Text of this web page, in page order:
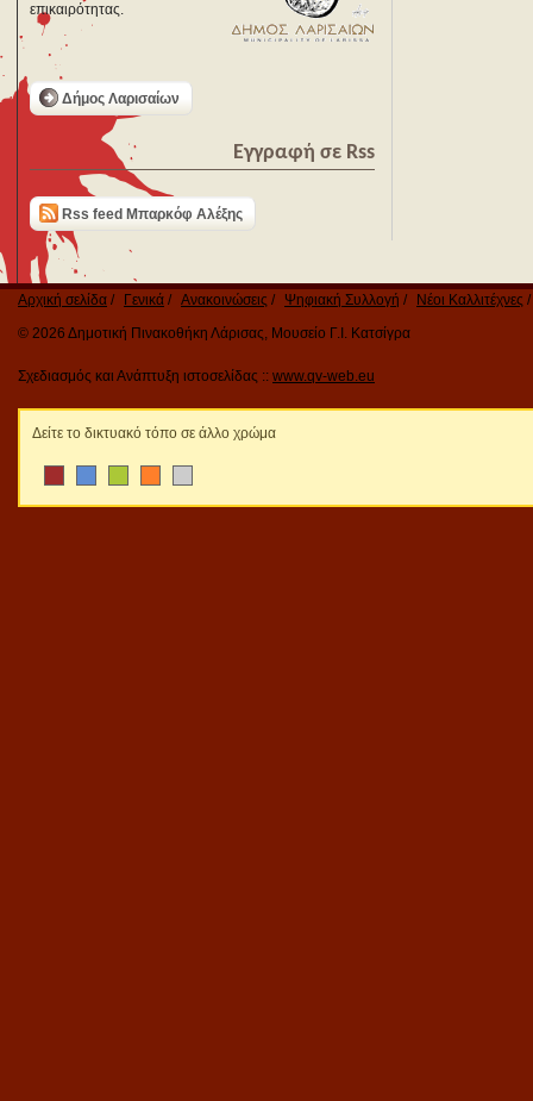
επικαιρότητας.
Δήμος Λαρισαίων
Εγγραφή σε Rss
Rss feed Μπαρκόφ Αλέξης
Αρχική σελίδα Γενικά Ανακοινώσεις Ψηφιακή Συλλογή
Νέοι Καλλιτέχνες
© 2026 Δημοτική Πινακοθήκη Λάρισας, Μουσείο Γ.Ι. Κατσίγρα
Σχεδιασμός και Ανάπτυξη ιστοσελίδας :: www.qv-web.eu
Δείτε το δικτυακό τόπο σε άλλο χρώμα